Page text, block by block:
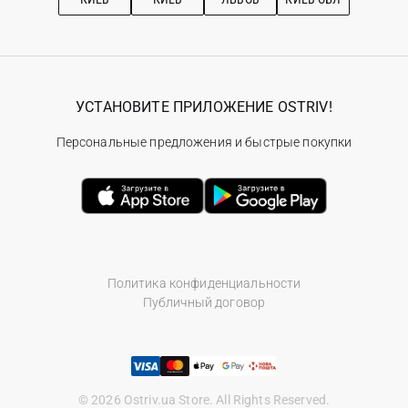
Политика конфиденциальности
Публичный договор
© 2026 Ostriv.ua Store. All Rights Reserved.
УСТАНОВИТЕ ПРИЛОЖЕНИЕ OSTRIV!
Персональные предложения и быстрые покупки